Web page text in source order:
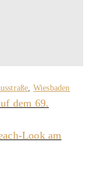
, Wiesbaden
dem 69.
Look am